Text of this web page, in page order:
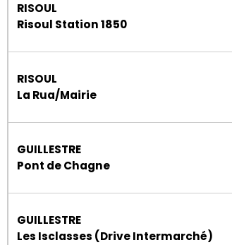
RISOUL
Risoul Station 1850
RISOUL
La Rua/Mairie
GUILLESTRE
Pont de Chagne
GUILLESTRE
Les Isclasses (Drive Intermarché)